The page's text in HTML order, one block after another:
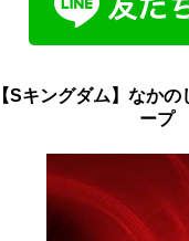
【Sキングダム】なか
ープ